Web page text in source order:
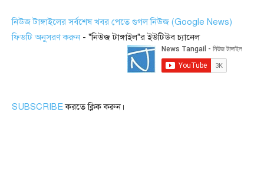
নিউজ টাঙ্গাইলের সর্বশেষ খবর পেতে গুগল নিউজ (Google News)
ফিডটি অনুসরণ করুন - "নিউজ টাঙ্গাইল"র ইউটিউব চ্যানেল
SUBSCRIBEকরতে ক্লিক করুন।